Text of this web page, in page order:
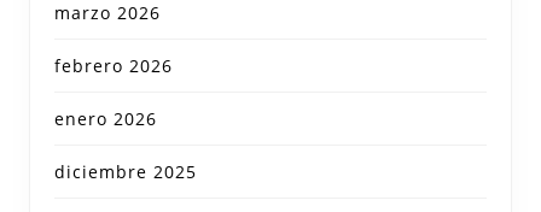
marzo 2026
febrero 2026
enero 2026
diciembre 2025